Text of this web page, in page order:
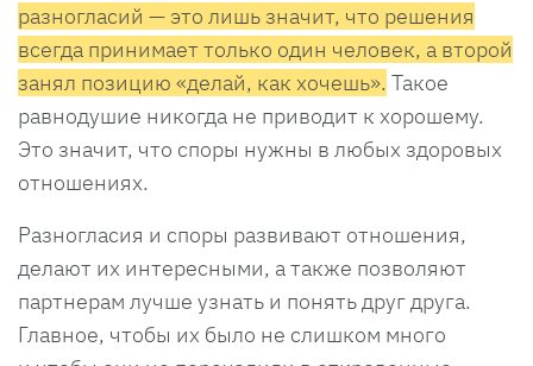
разногласий — это лишь значит, что решения
всегда принимает только один человек, а второй
занял позицию «делай, как хочешь». Такое
равнодушие никогда не приводит к хорошему.
Это значит, что споры нужны в любых здоровых
отношениях.
Разногласия и споры развивают отношения,
делают их интересными, а также позволяют
партнерам лучше узнать и понять друг друга.
Главное, чтобы их было не слишком много